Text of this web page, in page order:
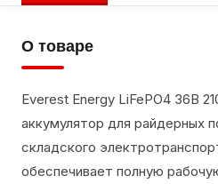
О товаре
Everest Energy LiFePO4 36В
аккумулятор для райдерных
складского
обеспечивает полную